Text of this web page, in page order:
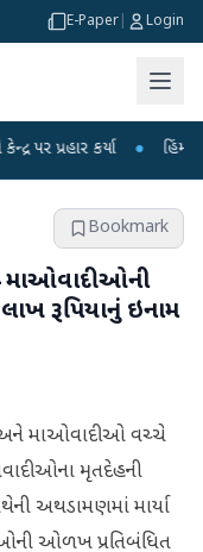
E-Paper Login
કર્યા ● હિંમતનગરમાં
Bookmark
4 માઓવાદીઓની
રૂપિયાનું ઇનામ
અને માઓવાદીઓ વચ્ચે
મૃતદેહની
અથડામણમાં માર્યા
ઓળખ પ્રતિબંધિત